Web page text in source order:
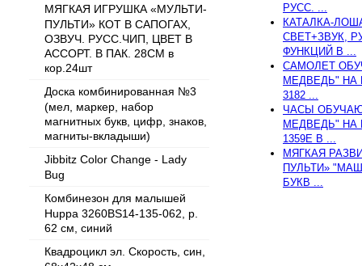
МЯГКАЯ ИГРУШКА «МУЛЬТИ-
ПУЛЬТИ» КОТ В САПОГАХ,
ОЗВУЧ. РУСС.ЧИП, ЦВЕТ В
АССОРТ. В ПАК. 28СМ в
кор.24шт
Доска комбинированная №3
(мел, маркер, набор
магнитных букв, цифр, знаков,
магниты-вкладыши)
Jibbitz Color Change - Lady
Bug
Комбинезон для малышей
Huppa 3260BS14-135-062, р.
62 см, синий
Квадроцикл эл. Скорость, син,
РУСС. ...
КАТАЛКА-
СВЕТ+ЗВУК,
ФУНКЦИЙ В ...
САМОЛЕТ
МЕДВЕДЬ" НА
3182 ...
ЧАСЫ
МЕДВЕДЬ" НА
1359E В ...
МЯГКАЯ
ПУЛЬТИ»
БУКВ ...